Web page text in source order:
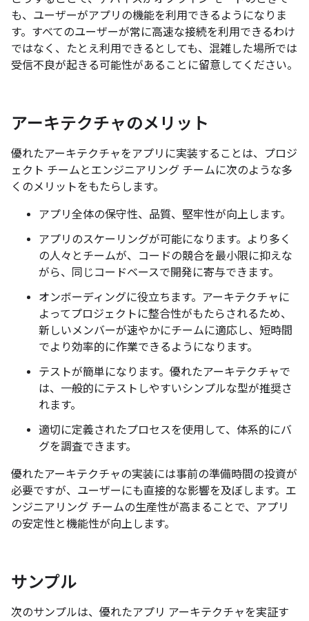
も、ユーザーがアプリの機能を利用できるようになりま
す。すべてのユーザーが常に高速な接続を利用できるわけ
ではなく、たとえ利用できるとしても、混雑した場所では
受信不良が起きる可能性があることに留意してください。
アーキテクチャのメリット
優れたアーキテクチャをアプリに実装することは、プロジ
ェクト チームとエンジニアリング チームに次のような多
くのメリットをもたらします。
アプリ全体の保守性、品質、堅牢性が向上します。
アプリのスケーリングが可能になります。より多く
の人々とチームが、コードの競合を最小限に抑えな
がら、同じコードベースで開発に寄与できます。
オンボーディングに役立ちます。アーキテクチャに
よってプロジェクトに整合性がもたらされるため、
新しいメンバーが速やかにチームに適応し、短時間
でより効率的に作業できるようになります。
テストが簡単になります。優れたアーキテクチャで
は、一般的にテストしやすいシンプルな型が推奨さ
れます。
適切に定義されたプロセスを使用して、体系的にバ
グを調査できます。
優れたアーキテクチャの実装には事前の準備時間の投資が
必要ですが、ユーザーにも直接的な影響を及ぼします。エ
ンジニアリング チームの生産性が高まることで、アプリ
の安定性と機能性が向上します。
サンプル
次のサンプルは、優れたアプリ アーキテクチャを実証す